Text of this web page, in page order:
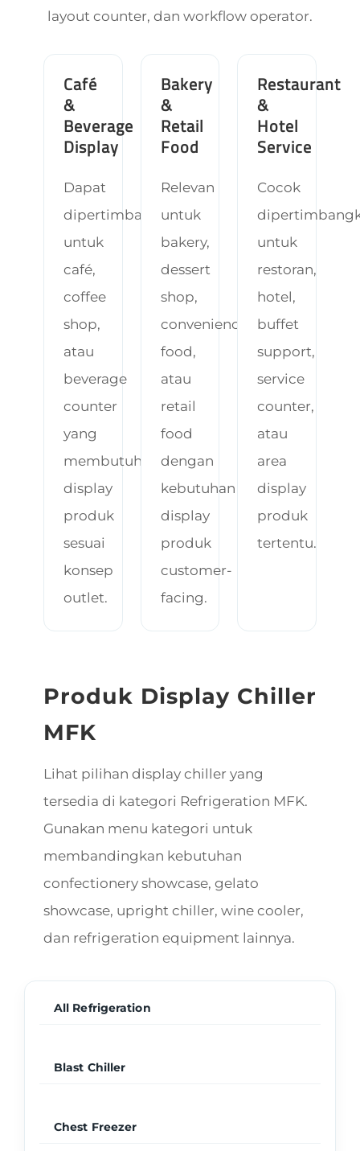
layout counter, dan workflow operator.
Café
&
Beverage
Display
Dapat
dipertimbangkan
untuk
café,
coffee
shop,
atau
beverage
counter
yang
membutuhkan
display
produk
sesuai
konsep
outlet.
Bakery
&
Retail
Food
Relevan
untuk
bakery,
dessert
shop,
convenience
food,
atau
retail
food
dengan
kebutuhan
display
produk
customer-
facing.
Restaurant
&
Hotel
Service
Cocok
untuk
restoran,
hotel,
buffet
support,
service
counter,
atau
area
display
produk
tertentu.
Produk Display Chiller
MFK
Lihat pilihan display chiller yang
tersedia di kategori Refrigeration MFK.
Gunakan menu kategori untuk
membandingkan kebutuhan
confectionery showcase, gelato
showcase, upright chiller, wine cooler,
dan refrigeration equipment lainnya.
All Refrigeration
Blast Chiller
Chest Freezer